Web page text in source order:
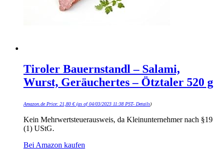
Tiroler Bauernstandl – Salami,
Wurst, Geräuchertes – Ötztaler 520 g
Amazon.de Price: 21,80 €(as of 04/03/2023 11:38 PST- Details)
Kein Mehrwertsteuerausweis, da Kleinunternehmer nach §19
(1) UStG.
Bei Amazon kaufen